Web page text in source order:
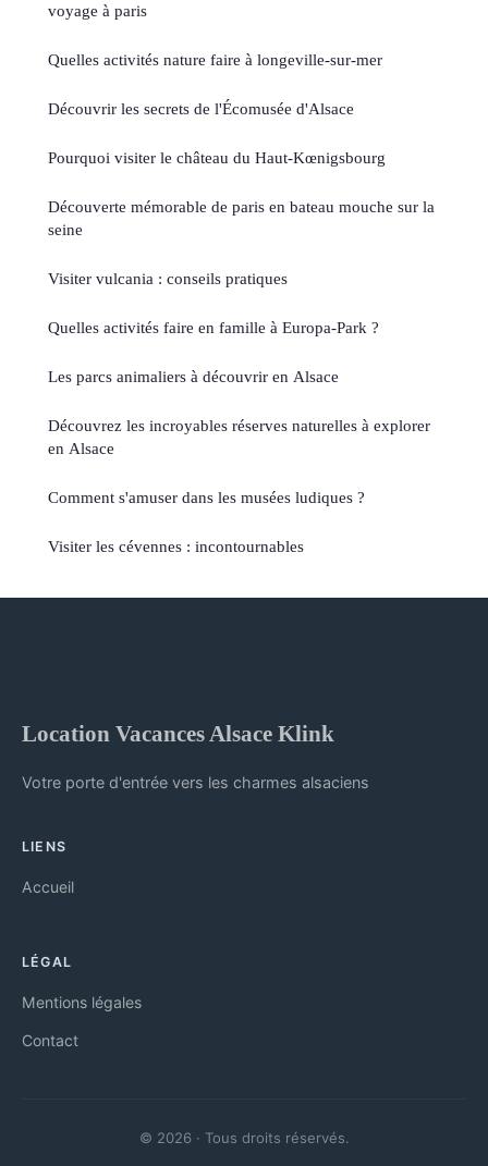
voyage à paris
Quelles activités nature faire à longeville-sur-mer
Découvrir les secrets de l'Écomusée d'Alsace
Pourquoi visiter le château du Haut-Kœnigsbourg
Découverte mémorable de paris en bateau mouche sur la
seine
Visiter vulcania : conseils pratiques
Quelles activités faire en famille à Europa-Park ?
Les parcs animaliers à découvrir en Alsace
Découvrez les incroyables réserves naturelles à explorer
en Alsace
Comment s'amuser dans les musées ludiques ?
Visiter les cévennes : incontournables
Location Vacances Alsace Klink
Votre porte d'entrée vers les charmes alsaciens
LIENS
Accueil
LÉGAL
Mentions légales
Contact
© 2026 · Tous droits réservés.